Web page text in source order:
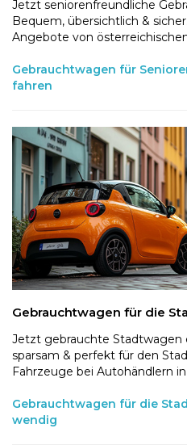
Jetzt seniorenfreundliche
Bequem, übersichtlich &
Angebote von
Gebrauchtwagen für
fahren
Gebrauchtwagen für die
Jetzt gebrauchte Stadtwagen
sparsam & perfekt für den
Fahrzeuge bei Autohändlern
Gebrauchtwagen für die
wendig